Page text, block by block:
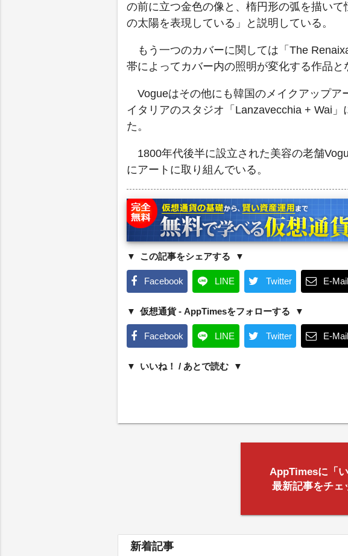
の前に立つ金色の像と、楕円形の弧を描い
の太陽を表現している」と説明している。
もう一つのカバーに関しては「The
帯によってカバー内の照明が変化する作品と
Vogueはその他にも韓国のメイクアップア
イタリアのスタジオ「Lanzavecchia + Wai
た。
1800年代後半に設立された美容の老舗
にアートに取り組んでいる。
この記事をシェアする
Facebook LINE Twitter E-Mail
仮想通貨 - AppTimesをフォローする
Facebook LINE Twitter E-Mail
いいね！ / あとで読む
AppTimesに「
最新記事をチェ
新着記事